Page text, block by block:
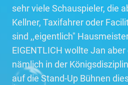
sehr viele Schauspieler, die
Kellner, Taxifahrer oder
sind ,,eigentlich"
EIGENTLICH wollte Jan
nämlich in der
auf die Stand-Up Bühnen